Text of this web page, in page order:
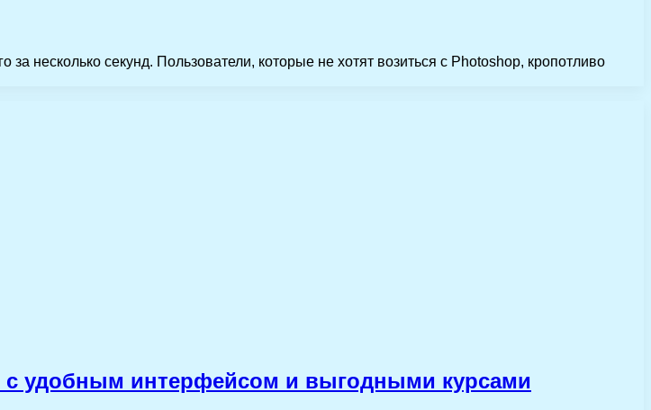
несколько секунд. Пользователи, которые не хотят возиться с Photoshop, кропотливо
удобным интерфейсом и выгодными курсами